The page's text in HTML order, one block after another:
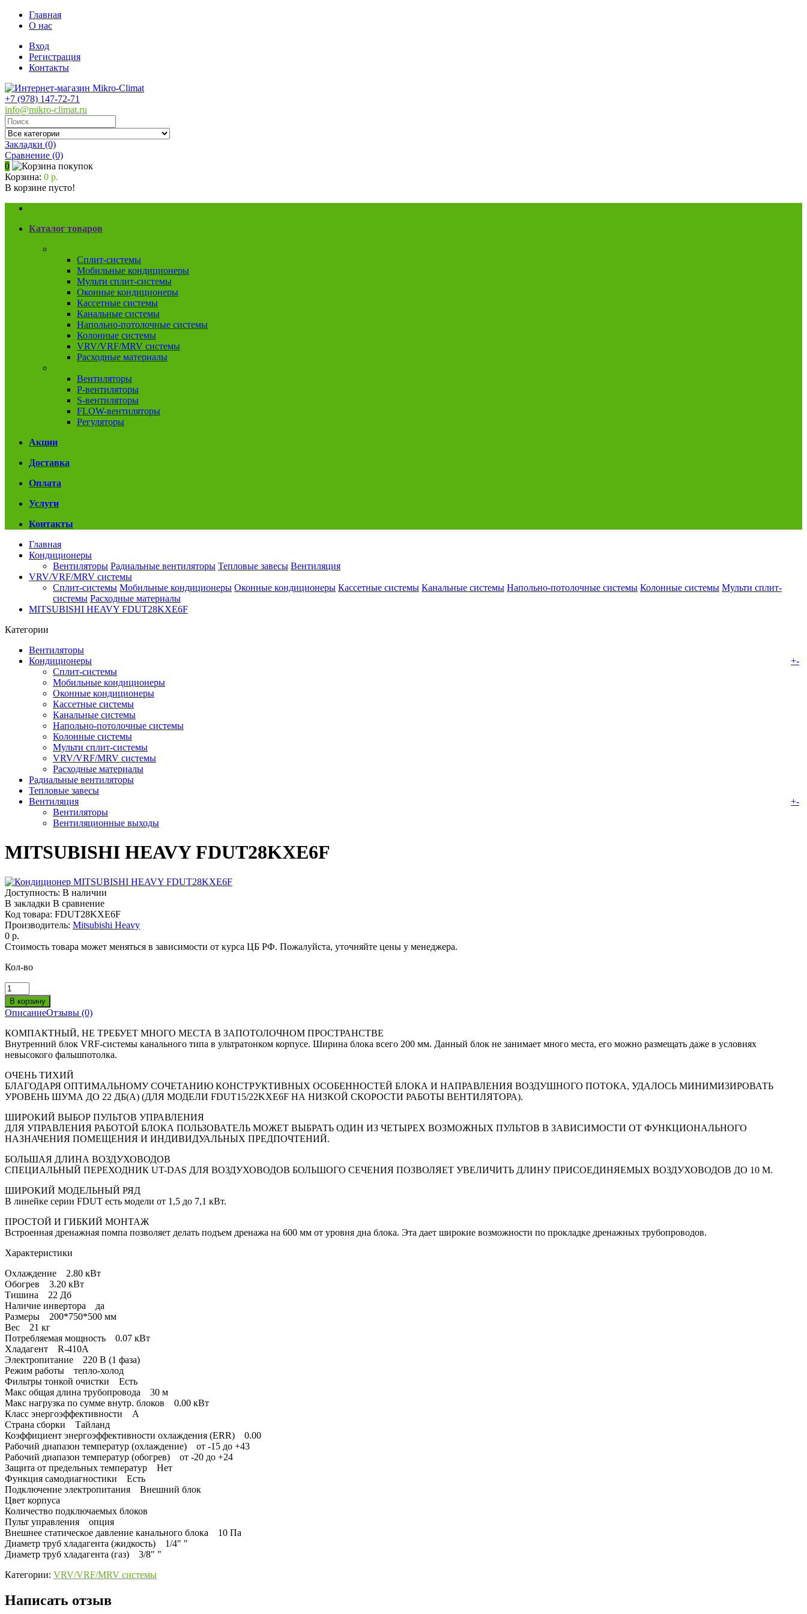
Главная
О нас
Вход
Регистрация
Контакты
+7 (978) 147-72-71
info@mikro-climat.ru
Закладки (0)
Сравнение (0)
0
Корзина: 0 р.
В корзине пусто!
Каталог товаров
Сплит-системы
Мобильные кондиционеры
Мульти сплит-системы
Оконные кондиционеры
Кассетные системы
Канальные системы
Напольно-потолочные системы
Колонные системы
VRV/VRF/MRV системы
Расходные материалы
Вентиляторы
P-вентиляторы
S-вентиляторы
FLOW-вентиляторы
Регуляторы
Акции
Доставка
Оплата
Услуги
Контакты
Главная
Кондиционеры
Вентиляторы Радиальные вентиляторы Тепловые завесы Вентиляция
VRV/VRF/MRV системы
Сплит-системы Мобильные кондиционеры Оконные кондиционеры Кассетные системы Канальные системы Напольно-потолочные системы Колонные системы Мульти сплит-
системы Расходные материалы
MITSUBISHI HEAVY FDUT28KXE6F
Категории
Вентиляторы
Кондиционеры
+-
Сплит-системы
Мобильные кондиционеры
Оконные кондиционеры
Кассетные системы
Канальные системы
Напольно-потолочные системы
Колонные системы
Мульти сплит-системы
VRV/VRF/MRV системы
Расходные материалы
Радиальные вентиляторы
Тепловые завесы
Вентиляция
+-
Вентиляторы
Вентиляционные выходы
MITSUBISHI HEAVY FDUT28KXE6F
Доступность: В наличии
В закладки В сравнение
Код товара: FDUT28KXE6F
Производитель: Mitsubishi Heavy
0 р.
Стоимость товара может меняться в зависимости от курса ЦБ РФ. Пожалуйста, уточняйте цены у менеджера.
Кол-во
ОписаниеОтзывы (0)
КОМПАКТНЫЙ, НЕ ТРЕБУЕТ МНОГО МЕСТА В ЗАПОТОЛОЧНОМ ПРОСТРАНСТВЕ
Внутренний блок VRF-системы канального типа в ультратонком корпусе. Ширина блока всего 200 мм. Данный блок не занимает много места, его можно размещать даже в условиях
невысокого фальшпотолка.
ОЧЕНЬ ТИХИЙ
БЛАГОДАРЯ ОПТИМАЛЬНОМУ СОЧЕТАНИЮ КОНСТРУКТИВНЫХ ОСОБЕННОСТЕЙ БЛОКА И НАПРАВЛЕНИЯ ВОЗДУШНОГО ПОТОКА, УДАЛОСЬ МИНИМИЗИРОВАТЬ
УРОВЕНЬ ШУМА ДО 22 ДБ(А) (ДЛЯ МОДЕЛИ FDUT15/22KXE6F НА НИЗКОЙ СКОРОСТИ РАБОТЫ ВЕНТИЛЯТОРА).
ШИРОКИЙ ВЫБОР ПУЛЬТОВ УПРАВЛЕНИЯ
ДЛЯ УПРАВЛЕНИЯ РАБОТОЙ БЛОКА ПОЛЬЗОВАТЕЛЬ МОЖЕТ ВЫБРАТЬ ОДИН ИЗ ЧЕТЫРЕХ ВОЗМОЖНЫХ ПУЛЬТОВ В ЗАВИСИМОСТИ ОТ ФУНКЦИОНАЛЬНОГО
НАЗНАЧЕНИЯ ПОМЕЩЕНИЯ И ИНДИВИДУАЛЬНЫХ ПРЕДПОЧТЕНИЙ.
БОЛЬШАЯ ДЛИНА ВОЗДУХОВОДОВ
СПЕЦИАЛЬНЫЙ ПЕРЕХОДНИК UT-DAS ДЛЯ ВОЗДУХОВОДОВ БОЛЬШОГО СЕЧЕНИЯ ПОЗВОЛЯЕТ УВЕЛИЧИТЬ ДЛИНУ ПРИСОЕДИНЯЕМЫХ ВОЗДУХОВОДОВ ДО 10 М.
ШИРОКИЙ МОДЕЛЬНЫЙ РЯД
В линейке серии FDUT есть модели от 1,5 до 7,1 кВт.
ПРОСТОЙ И ГИБКИЙ МОНТАЖ
Встроенная дренажная помпа позволяет делать подъем дренажа на 600 мм от уровня дна блока. Эта дает широкие возможности по прокладке дренажных трубопроводов.
Характеристики
Охлаждение 2.80 кВт
Обогрев 3.20 кВт
Тишина 22 Дб
Наличие инвертора да
Размеры 200*750*500 мм
Вес 21 кг
Потребляемая мощность 0.07 кВт
Хладагент R-410A
Электропитание 220 В (1 фаза)
Режим работы тепло-холод
Фильтры тонкой очистки Есть
Макс общая длина трубопровода 30 м
Макс нагрузка по сумме внутр. блоков 0.00 кВт
Класс энергоэффективности A
Страна сборки Тайланд
Коэффициент энергоэффективности охлаждения (ERR) 0.00
Рабочий диапазон температур (охлаждение) от -15 до +43
Рабочий диапазон температур (обогрев) от -20 до +24
Защита от предельных температур Нет
Функция самодиагностики Есть
Подключение электропитания Внешний блок
Цвет корпуса
Количество подключаемых блоков
Пульт управления опция
Внешнее статическое давление канального блока 10 Па
Диаметр труб хладагента (жидкость) 1/4" "
Диаметр труб хладагента (газ) 3/8" "
Категории: VRV/VRF/MRV системы
Написать отзыв